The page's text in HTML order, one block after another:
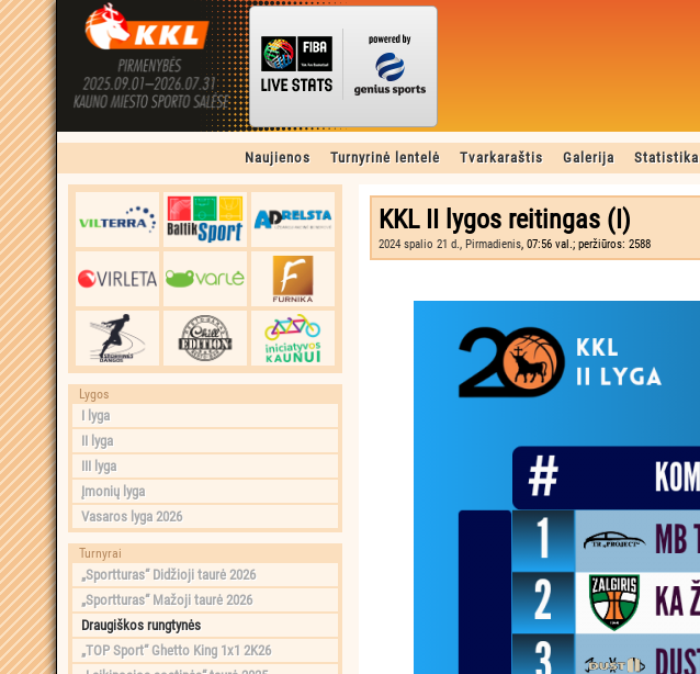
Naujienos Turnyrinė lentelė Tvarkaraštis Galerija Statistika
Lygos
I lyga
II lyga
III lyga
Įmonių lyga
Vasaros lyga 2026
Turnyrai
„Sportturas“ Didžioji taurė 2026
„Sportturas“ Mažoji taurė 2026
Draugiškos rungtynės
„TOP Sport“ Ghetto King 1x1 2K26
KKL II lygos reitingas (I)
2024 spalio 21 d., Pirmadienis, 07:56 val.; peržiūros: 2588